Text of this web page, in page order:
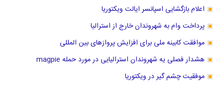
اعلام بازگشایی اسپانسر ایالت ویکتوریا
پرداخت وام به شهروندان خارج از استرالیا
موافقت کابینه ملی برای افزایش پروازهای بین المللی
هشدار فصلی یه شهروندان استرالیایی در مورد حمله magpie
موفقیت چشم گیر در ویکتوریا